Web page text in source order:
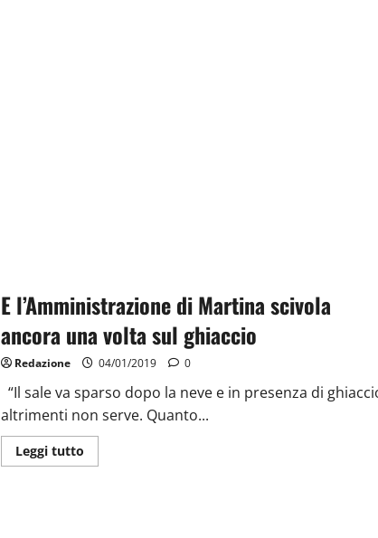
E l’Amministrazione di Martina scivola
ancora una volta sul ghiaccio
Redazione 04/01/2019 0
“Il sale va sparso dopo la neve e in presenza di
altrimenti non serve. Quanto...
Leggi tutto